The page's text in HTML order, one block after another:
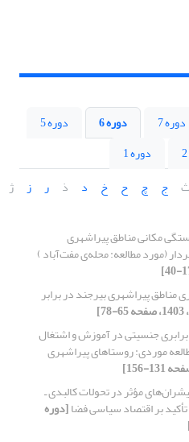
دوره 7 دوره 6
دوره 5
دوره 1
ث ج چ ح خ د ذ ر ز ژ
مکانی مناطق پیراشهری
(مورد مطالعه: محله‌ی مفت‌آباد )
مناطق پیراشهری بیرجند در برابر
جنسیتی در آموزش و اشتغال
موردی: روستاهای پیراشهری
مؤثر در تحولات کالبدی ـ
بر اقتصاد سیاسی فضا[دوره